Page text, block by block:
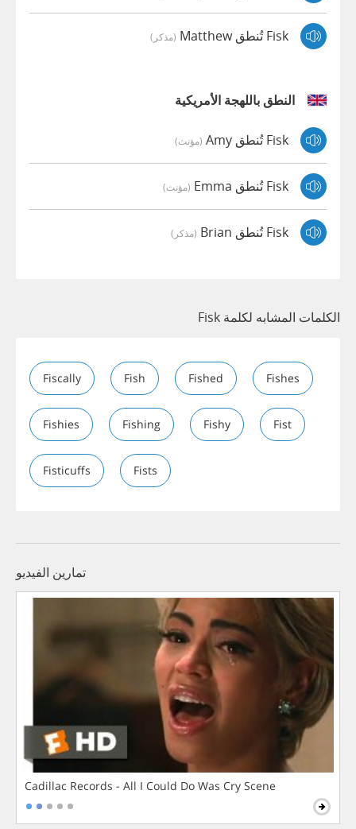
Fisk تُنطق Matthew (مذكر)
النطق باللهجة الأمريكية
Fisk تُنطق Amy (مؤنث)
Fisk تُنطق Emma (مؤنث)
Fisk تُنطق Brian (مذكر)
الكلمات المشابه لكلمة Fisk
Fiscally Fish Fished Fishes
Fishies Fishing Fishy Fist
Fisticuffs Fists
تمارين الفيديو
Cadillac Records - All I Could Do Was Cry Scene